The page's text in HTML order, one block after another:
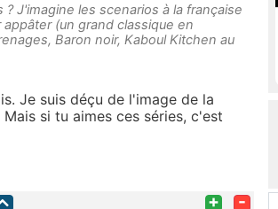
J'imagine les scenarios à la française
(un grand classique en
Baron noir, Kaboul Kitchen au
Je suis déçu de l'image de la
si tu aimes ces séries, c'est
+ -